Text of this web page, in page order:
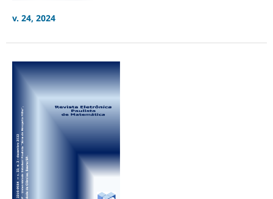
v. 24, 2024